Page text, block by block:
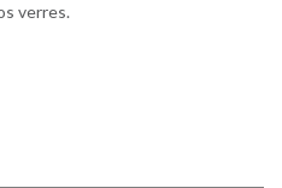
verres.